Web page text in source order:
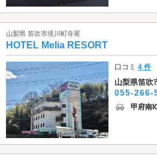
山梨県 笛吹市境川町寺尾
HOTEL Melia RESORT
口コミ4 件
山梨県笛吹
055-266-
甲府南